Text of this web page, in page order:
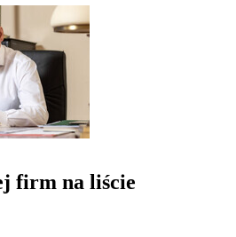
firm na liście